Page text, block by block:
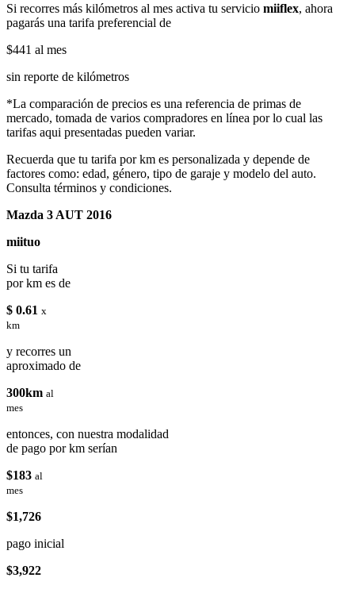
Si recorres más kilómetros al mes activa tu servicio miiflex, ahora
pagarás una tarifa preferencial de
$441 al mes
sin reporte de kilómetros
*La comparación de precios es una referencia de primas de
mercado, tomada de varios compradores en línea por lo cual las
tarifas aqui presentadas pueden variar.
Recuerda que tu tarifa por km es personalizada y depende de
factores como: edad, género, tipo de garaje y modelo del auto.
Consulta términos y condiciones.
Mazda 3 AUT 2016
miituo
Si tu tarifa
por km es de
$ 0.61 x
km
y recorres un
aproximado de
300km al
mes
entonces, con nuestra modalidad
de pago por km serían
$183 al
mes
$1,726
pago inicial
$3,922